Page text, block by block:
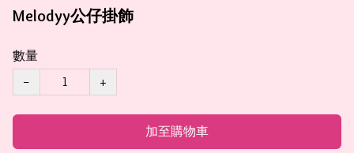
Melodyy公仔掛飾
數量
−
+
加至購物車